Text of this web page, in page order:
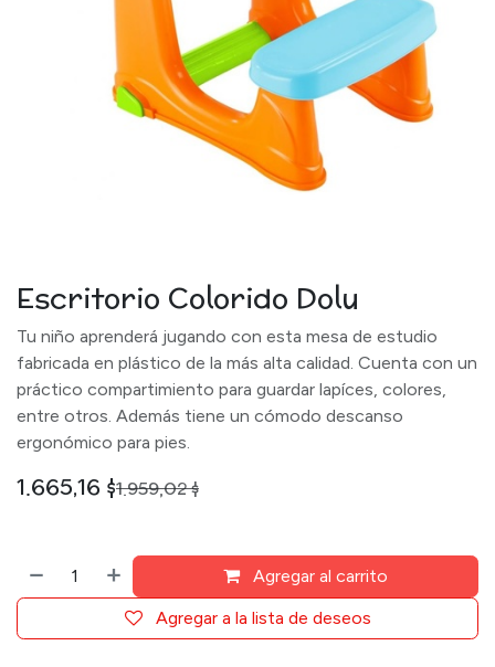
Escritorio Colorido Dolu
Tu niño aprenderá jugando con esta mesa de estudio
fabricada en plástico de la más alta calidad. Cuenta con un
práctico compartimiento para guardar lapíces, colores,
entre otros. Además tiene un cómodo descanso
ergonómico para pies.
1.665,16 $1.959,02$
Agregar al carrito
Agregar a la lista de deseos